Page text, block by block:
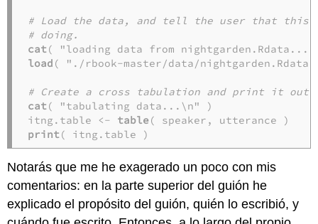
# Load the data, and tell the user that this
# doing.
cat
load ( "./rbook-master/data/
# Create a cross tabulation and print it out:
cat( "tabulating data...\n" )
itng.table <- table
print( itng.table )
Notarás que me he exagerado un poco con mis
comentarios: en la parte superior del guión he
explicado el propósito del guión, quién lo escribió, y